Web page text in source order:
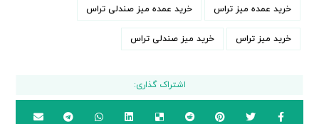
خرید عمده میز تراس خرید عمده میز صندلی تراس
خرید میز تراس خرید میز صندلی تراس